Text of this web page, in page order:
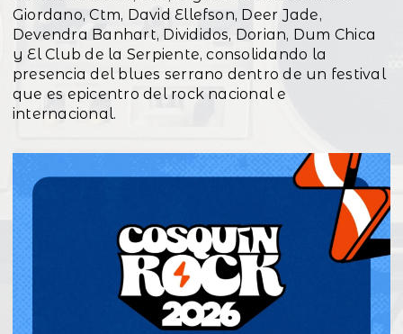
Giordano, Ctm, David Ellefson, Deer Jade,
Devendra Banhart, Divididos, Dorian, Dum Chica
y El Club de la Serpiente, consolidando la
presencia del blues serrano dentro de un festival
que es epicentro del rock nacional e
internacional.